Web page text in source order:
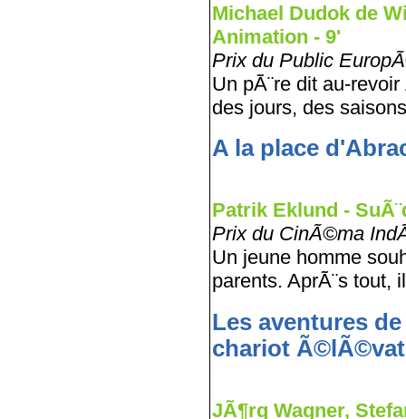
Michael Dudok de
Animation - 9'
Prix du Public
Un pÃ¨re dit au-
des jours, des
A la place
Patrik Eklund -
Prix du CinÃ©ma
Un jeune homme
parents. AprÃ¨s
Les aventures
chariot
JÃ¶rg Wagner,